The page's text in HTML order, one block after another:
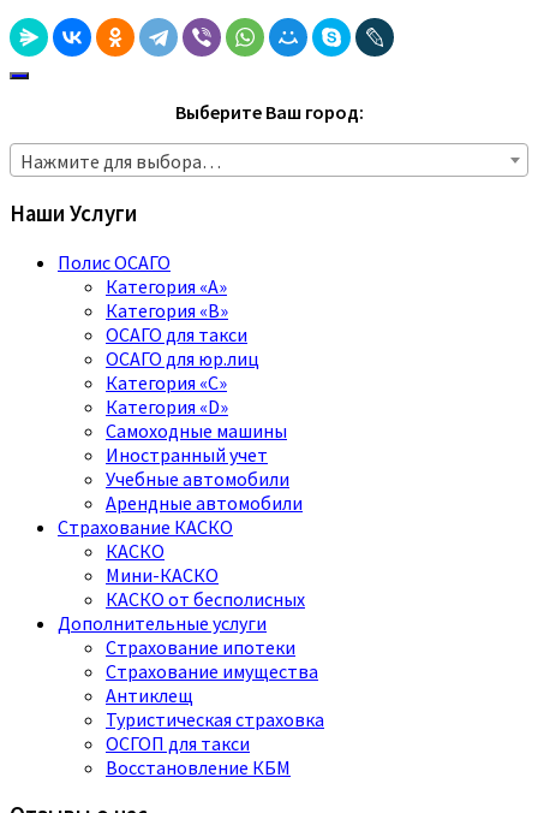
Выберите Ваш город:
Нажмите для выбора…
Наши Услуги
Полис ОСАГО
Категория «A»
Категория «B»
ОСАГО для такси
ОСАГО для юр.лиц
Категория «C»
Категория «D»
Самоходные машины
Иностранный учет
Учебные автомобили
Арендные автомобили
Страхование КАСКО
КАСКО
Мини-КАСКО
КАСКО от бесполисных
Дополнительные услуги
Страхование ипотеки
Страхование имущества
Антиклещ
Туристическая страховка
ОСГОП для такси
Восстановление КБМ